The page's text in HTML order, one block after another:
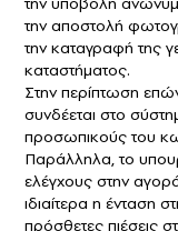
την αποστολή
την καταγραφή της
καταστήματος.
Στην περίπτωση
συνδέεται στο
προσωπικούς του
Παράλληλα, το
ελέγχους στην
ιδιαίτερα η ένταση
πρόσθετες πιέσεις